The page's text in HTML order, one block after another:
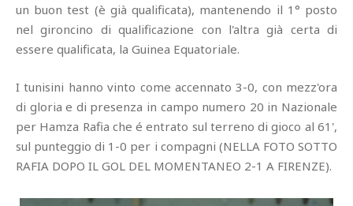
un buon test (è già qualificata), mantenendo il 1° posto
nel gironcino di qualificazione con l'altra già certa di
essere qualificata, la Guinea Equatoriale.
I tunisini hanno vinto come accennato 3-0, con mezz'ora
di gloria e di presenza in campo numero 20 in Nazionale
per Hamza Rafia che é entrato sul terreno di gioco al 61',
sul punteggio di 1-0 per i compagni (NELLA FOTO SOTTO
RAFIA DOPO IL GOL DEL MOMENTANEO 2-1 A FIRENZE).